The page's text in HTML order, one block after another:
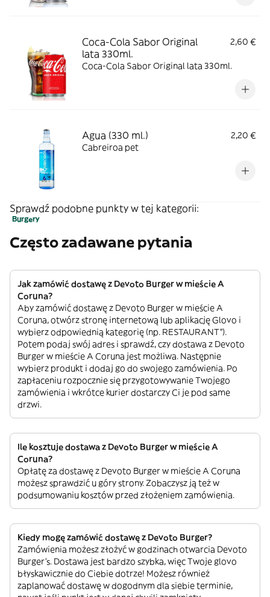
Coca-Cola Sabor Original
lata 330ml.
2,60 €
Coca-Cola Sabor Original lata 330ml.
Agua (330 ml.)
2,20 €
Cabreiroa pet
Sprawdź podobne punkty w tej kategorii:
Burgery
Często zadawane pytania
Jak zamówić dostawę z Devoto Burger w mieście A
Coruna?
Aby zamówić dostawę z Devoto Burger w mieście A
Coruna, otwórz stronę internetową lub aplikację Glovo i
wybierz odpowiednią kategorię (np. RESTAURANT”).
Potem podaj swój adres i sprawdź, czy dostawa z Devoto
Burger w mieście A Coruna jest możliwa. Następnie
wybierz produkt i dodaj go do swojego zamówienia. Po
zapłaceniu rozpocznie się przygotowywanie Twojego
zamówienia i wkrótce kurier dostarczy Ci je pod same
drzwi.
Ile kosztuje dostawa z Devoto Burger w mieście A
Coruna?
Opłatę za dostawę z Devoto Burger w mieście A Coruna
możesz sprawdzić u góry strony. Zobaczysz ją też w
podsumowaniu kosztów przed złożeniem zamówienia.
Kiedy mogę zamówić dostawę z Devoto Burger?
Zamówienia możesz złożyć w godzinach otwarcia Devoto
Burger’s. Dostawa jest bardzo szybka, więc Twoje glovo
błyskawicznie do Ciebie dotrze! Możesz również
zaplanować dostawę w dogodnym dla siebie terminie,